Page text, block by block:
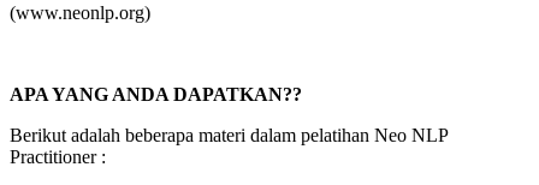
(www.neonlp.org)
APA YANG ANDA DAPATKAN??
Berikut adalah beberapa materi dalam pelatihan Neo NLP
Practitioner :